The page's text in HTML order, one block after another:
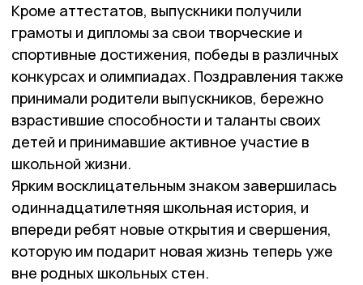
Кроме аттестатов, выпускники получили
грамоты и дипломы за свои творческие и
спортивные достижения, победы в различных
конкурсах и олимпиадах. Поздравления также
принимали родители выпускников, бережно
взрастившие способности и таланты своих
детей и принимавшие активное участие в
школьной жизни.
Ярким восклицательным знаком завершилась
одиннадцатилетняя школьная история, и
впереди ребят новые открытия и свершения,
которую им подарит новая жизнь теперь уже
вне родных школьных стен.